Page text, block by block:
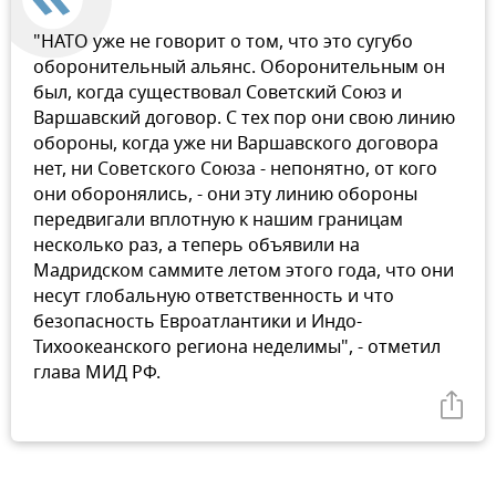
"НАТО уже не говорит о том, что это сугубо
оборонительный альянс. Оборонительным он
был, когда существовал Советский Союз и
Варшавский договор. С тех пор они свою линию
обороны, когда уже ни Варшавского договора
нет, ни Советского Союза - непонятно, от кого
они оборонялись, - они эту линию обороны
передвигали вплотную к нашим границам
несколько раз, а теперь объявили на
Мадридском саммите летом этого года, что они
несут глобальную ответственность и что
безопасность Евроатлантики и Индо-
Тихоокеанского региона неделимы", - отметил
глава МИД РФ.